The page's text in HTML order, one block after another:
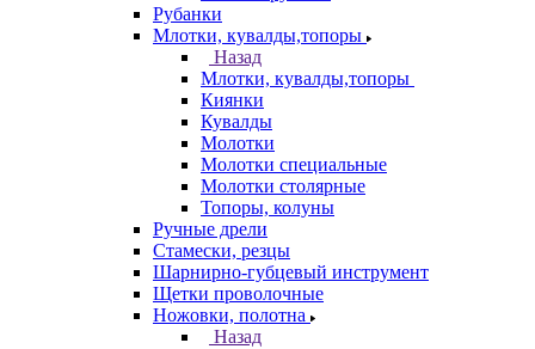
Рубанки
Млотки, кувалды,топоры
Назад
Млотки, кувалды,топоры
Киянки
Кувалды
Молотки
Молотки специальные
Молотки столярные
Топоры, колуны
Ручные дрели
Стамески, резцы
Шарнирно-губцевый инструмент
Щетки проволочные
Ножовки, полотна
Назад